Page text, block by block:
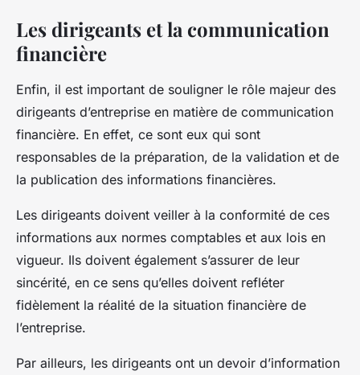
Les dirigeants et la communication
financière
Enfin, il est important de souligner le rôle majeur des
dirigeants d’entreprise en matière de communication
financière. En effet, ce sont eux qui sont
responsables de la préparation, de la validation et de
la publication des informations financières.
Les dirigeants doivent veiller à la conformité de ces
informations aux normes comptables et aux lois en
vigueur. Ils doivent également s’assurer de leur
sincérité, en ce sens qu’elles doivent refléter
fidèlement la réalité de la situation financière de
l’entreprise.
Par ailleurs, les dirigeants ont un devoir d’information